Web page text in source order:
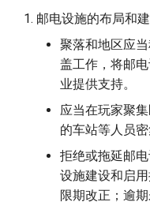
奖励与补助
第七章 快递业务
第八章 附则
邮电设施的布局和
聚落和地区应
盖工作，将邮
业提供支持。
应当在玩家聚
的车站等人员
拒绝或拖延邮
设施建设和启
限期改正；逾